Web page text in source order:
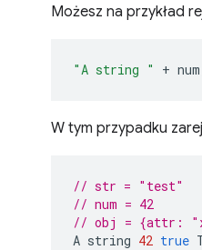
Możesz na przykład
"A string " + num
W tym przypadku
// str = "test"
// num = 42
// obj = {attr:
A string 42 true